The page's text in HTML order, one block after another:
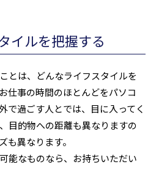
イルを把握する
とは、どんなライフスタイルを
仕事の時間のほとんどをパソコ
で過ごす人とでは、目に入ってく
目的物への距離も異なりますの
も異なります。
能なものなら、お持ちいただい